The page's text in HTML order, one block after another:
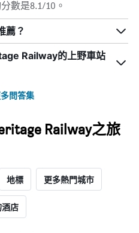
數是8.1/10。
薦？
Railway的上野車站
問答集
Railway之旅
地標 更多熱門城市
店